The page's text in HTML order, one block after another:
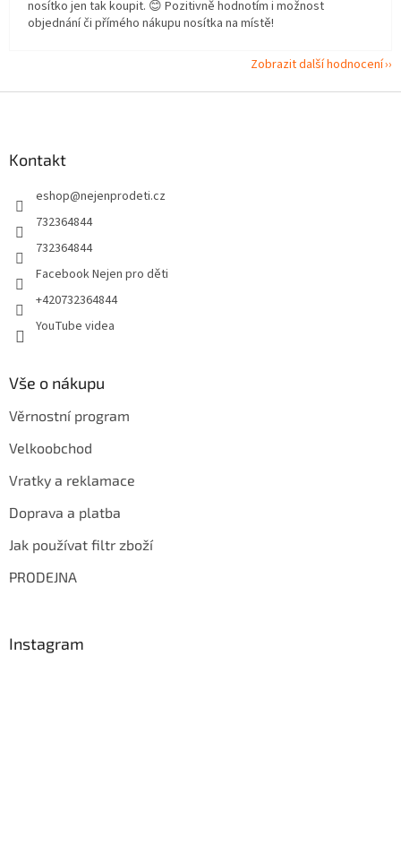
nosítko jen tak koupit. 😊 Pozitivně hodnotím i možnost
objednání či přímého nákupu nosítka na místě!
Zobrazit další hodnocení
Kontakt
eshop@nejenprodeti.cz
732364844
732364844
Facebook Nejen pro děti
+420732364844
YouTube videa
Vše o nákupu
Věrnostní program
Velkoobchod
Vratky a reklamace
Doprava a platba
Jak používat filtr zboží
PRODEJNA
Instagram